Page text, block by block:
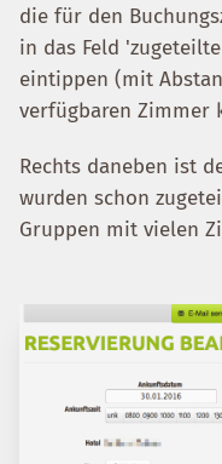
die für den
in das Feld
eintippen (mit
verfügbaren Zimmer
Rechts daneben ist
wurden schon
Gruppen mit vielen